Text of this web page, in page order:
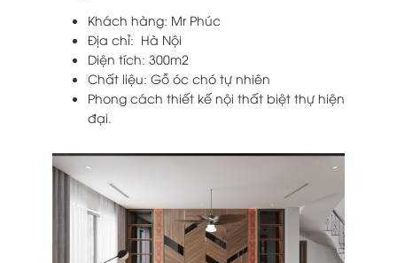
Khách hàng: Mr Phúc
Địa chỉ: Hà Nội
Diện tích: 300m2
Chất liệu: Gỗ óc chó tự nhiên
Phong cách thiết kế nội thất biệt thự hiện
đại.